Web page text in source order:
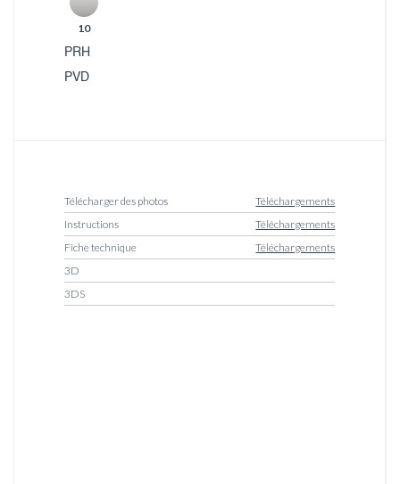
10
PRH
PVD
Télécharger des photos
Téléchargements
Instructions
Téléchargements
Fiche technique
Téléchargements
3D
3DS